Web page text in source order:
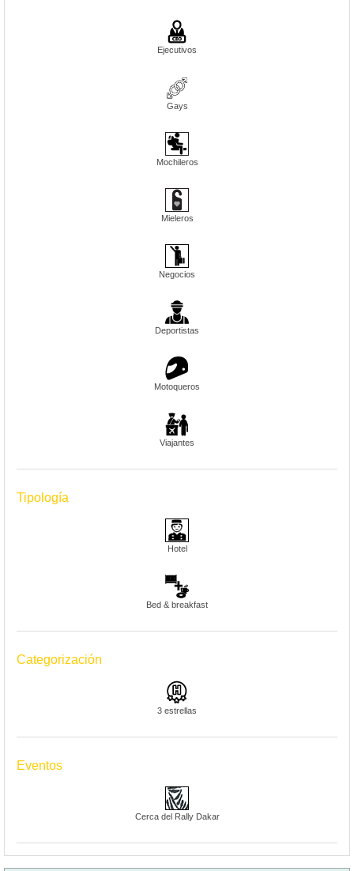
Ejecutivos
Gays
Mochileros
Mieleros
Negocios
Deportistas
Motoqueros
Viajantes
Tipología
Hotel
Bed & breakfast
Categorización
3 estrellas
Eventos
Cerca del Rally Dakar